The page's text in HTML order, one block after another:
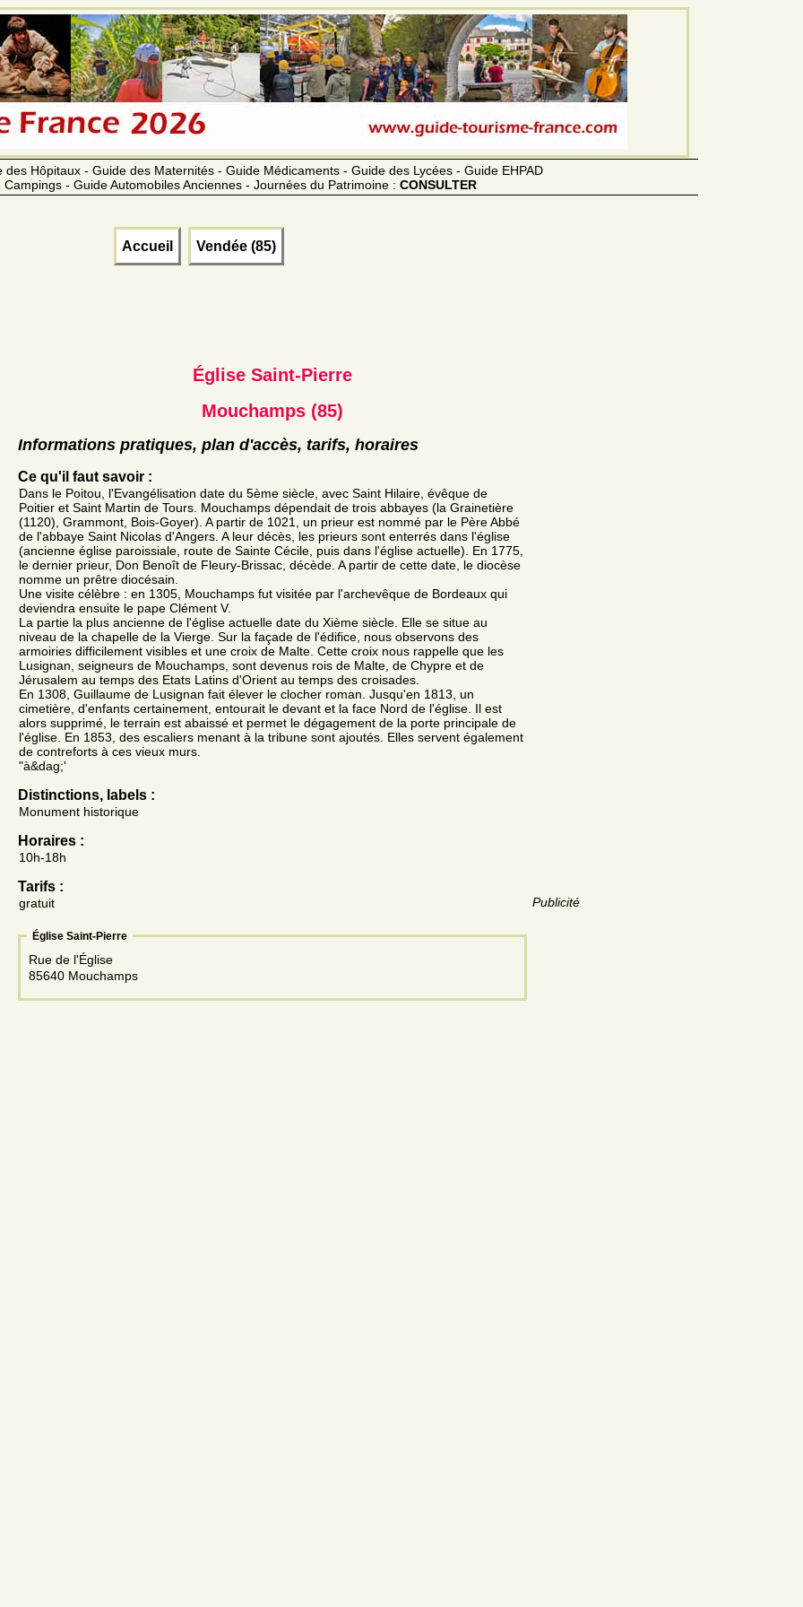
Hôpitaux - Guide des Maternités - Guide Médicaments - Guide des Lycées - Guide EHPAD
- Guide Automobiles Anciennes - Journées du Patrimoine : CONSULTER
Accueil Vendée (85)
Publicité
Église Saint-Pierre
Mouchamps (85)
Informations pratiques, plan d'accès, tarifs, horaires
Ce qu'il faut savoir :
Dans le Poitou, l'Evangélisation date du 5ème siècle, avec Saint Hilaire, évêque de
Poitier et Saint Martin de Tours. Mouchamps dépendait de trois abbayes (la Grainetière
(1120), Grammont, Bois-Goyer). A partir de 1021, un prieur est nommé par le Père Abbé
de l'abbaye Saint Nicolas d'Angers. A leur décès, les prieurs sont enterrés dans l'église
(ancienne église paroissiale, route de Sainte Cécile, puis dans l'église actuelle). En 1775,
le dernier prieur, Don Benoît de Fleury-Brissac, décède. A partir de cette date, le diocèse
nomme un prêtre diocésain.
Une visite célèbre : en 1305, Mouchamps fut visitée par l'archevêque de Bordeaux qui
deviendra ensuite le pape Clément V.
La partie la plus ancienne de l'église actuelle date du Xième siècle. Elle se situe au
niveau de la chapelle de la Vierge. Sur la façade de l'édifice, nous observons des
armoiries difficilement visibles et une croix de Malte. Cette croix nous rappelle que les
Lusignan, seigneurs de Mouchamps, sont devenus rois de Malte, de Chypre et de
Jérusalem au temps des Etats Latins d'Orient au temps des croisades.
En 1308, Guillaume de Lusignan fait élever le clocher roman. Jusqu'en 1813, un
cimetière, d'enfants certainement, entourait le devant et la face Nord de l'église. Il est
alors supprimé, le terrain est abaissé et permet le dégagement de la porte principale de
l'église. En 1853, des escaliers menant à la tribune sont ajoutés. Elles servent également
de contreforts à ces vieux murs.
"à&dag;'
Distinctions, labels :
Monument historique
Horaires :
10h-18h
Tarifs :
gratuit
Église Saint-Pierre
Rue de l'Église
85640 Mouchamps